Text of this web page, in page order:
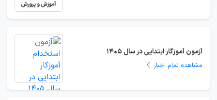
آزمون آموزگار ابتدایی در سال 1405
مشاهده تمام اخبار